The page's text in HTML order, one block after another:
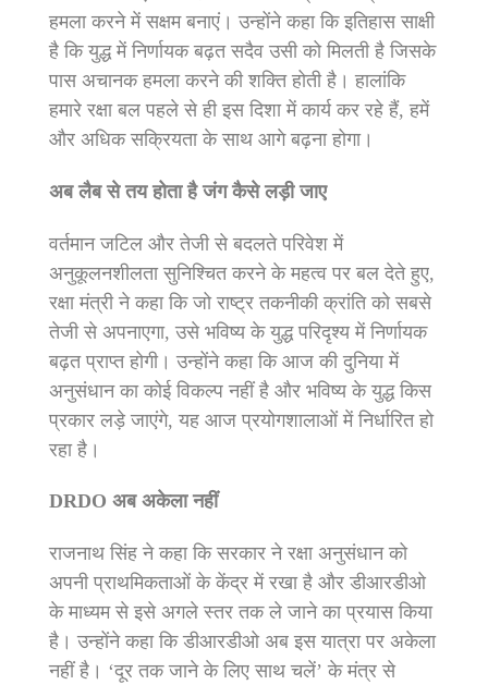
हमला करने में सक्षम बनाएं। उन्होंने कहा कि इतिहास साक्षी
है कि युद्ध में निर्णायक बढ़त सदैव उसी को मिलती है जिसके
पास अचानक हमला करने की शक्ति होती है। हालांकि
हमारे रक्षा बल पहले से ही इस दिशा में कार्य कर रहे हैं, हमें
और अधिक सक्रियता के साथ आगे बढ़ना होगा।
अब लैब से तय होता है जंग कैसे लड़ी जाए
वर्तमान जटिल और तेजी से बदलते परिवेश में
अनुकूलनशीलता सुनिश्चित करने के महत्व पर बल देते हुए,
रक्षा मंत्री ने कहा कि जो राष्ट्र तकनीकी क्रांति को सबसे
तेजी से अपनाएगा, उसे भविष्य के युद्ध परिदृश्य में निर्णायक
बढ़त प्राप्त होगी। उन्होंने कहा कि आज की दुनिया में
अनुसंधान का कोई विकल्प नहीं है और भविष्य के युद्ध किस
प्रकार लड़े जाएंगे, यह आज प्रयोगशालाओं में निर्धारित हो
रहा है।
DRDO अब अकेला नहीं
राजनाथ सिंह ने कहा कि सरकार ने रक्षा अनुसंधान को
अपनी प्राथमिकताओं के केंद्र में रखा है और डीआरडीओ
के माध्यम से इसे अगले स्तर तक ले जाने का प्रयास किया
है। उन्होंने कहा कि डीआरडीओ अब इस यात्रा पर अकेला
नहीं है। ‘दूर तक जाने के लिए साथ चलें’ के मंत्र से